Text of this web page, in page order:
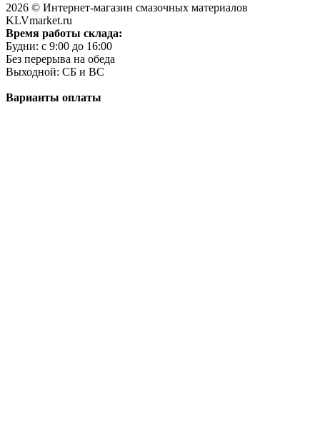
2026 © Интернет-магазин смазочных материалов
KLVmarket.ru
Время работы склада:
Будни: c 9:00 до 16:00
Без перерыва на обеда
Выходной: СБ и ВС
Варианты оплаты